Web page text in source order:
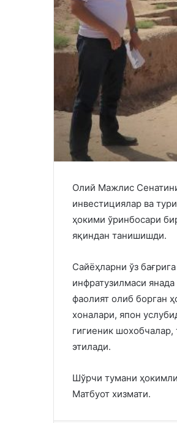
Олий Мажлис
инвестициялар ва
ҳокими ўринбосари
яқиндан танишишди.
Сайёҳларни ўз
инфратузилмаси
фаолият олиб борган
хоналари, япон
гигиеник
этилади.
Шўрчи тумани
Матбуот хизмати.